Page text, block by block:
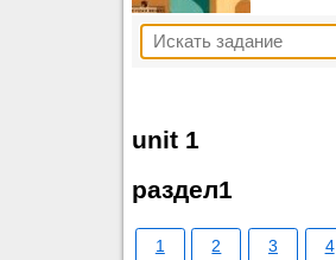
unit 1
раздел1
1 2 3 4